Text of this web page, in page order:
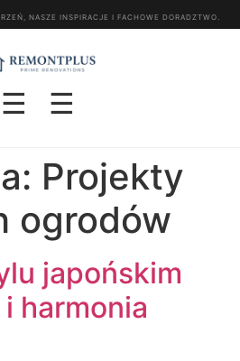
NASZE INSPIRACJE I FACHOWE DORADZTWO.
☰ ☰
Projekty
ogrodów
japońskim
harmonia